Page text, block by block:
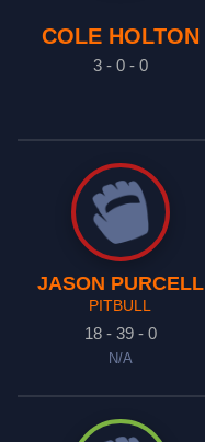
COLE HOLTON
3 - 0 - 0
JASON PURCELL
PITBULL
18 - 39 - 0
N/A